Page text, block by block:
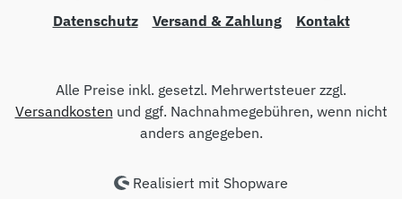
Datenschutz
Versand & Zahlung Kontakt
Alle Preise inkl. gesetzl. Mehrwertsteuer zzgl.
Versandkosten und ggf. Nachnahmegebühren, wenn nicht
anders angegeben.
Realisiert mit Shopware